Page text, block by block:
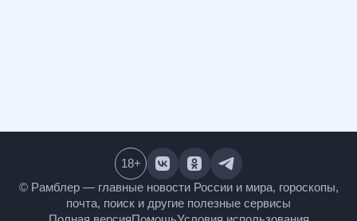
© Рамблер — главные новости России и мира,
гороскопы, почта, поиск и другие полезные сервисы
18+